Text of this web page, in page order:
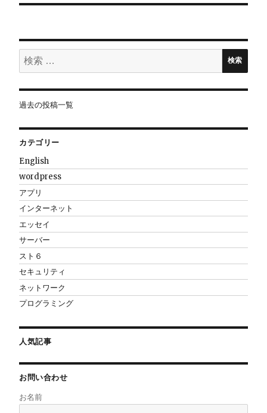
シ
ョ
ン
検
索:
検索
過去の投稿一覧
カテゴリー
English
wordpress
アプリ
インターネット
エッセイ
サーバー
スト６
セキュリティ
ネットワーク
プログラミング
人気記事
お問い合わせ
お名前